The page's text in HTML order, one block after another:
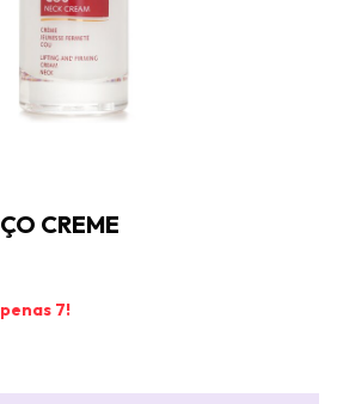
CREME
7!